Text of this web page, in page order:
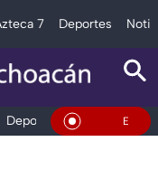
7 Deportes
Deportes Espectáculos
En Vivo